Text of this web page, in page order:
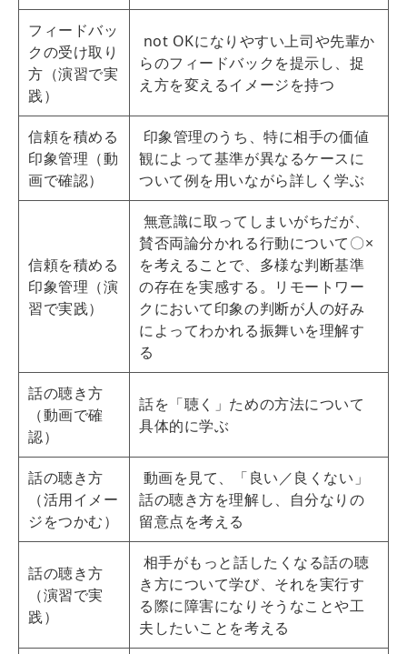
フィードバッ
クの受け取り
方（演習で実
践）
not OKになりやすい上司や先輩か
らのフィードバックを提示し、捉
え方を変えるイメージを持つ
信頼を積める
印象管理（動
画で確認）
印象管理のうち、特に相手の価値
観によって基準が異なるケースに
ついて例を用いながら詳しく学ぶ
信頼を積める
印象管理（演
習で実践）
無意識に取ってしまいがちだが、
賛否両論分かれる行動について〇×
を考えることで、多様な判断基準
の存在を実感する。リモートワー
クにおいて印象の判断が人の好み
によってわかれる振舞いを理解す
る
話の聴き方
（動画で確
認）
話を「聴く」ための方法について
具体的に学ぶ
話の聴き方
（活用イメー
ジをつかむ）
動画を見て、「良い／良くない」
話の聴き方を理解し、自分なりの
留意点を考える
話の聴き方
（演習で実
践）
相手がもっと話したくなる話の聴
き方について学び、それを実行す
る際に障害になりそうなことや工
夫したいことを考える